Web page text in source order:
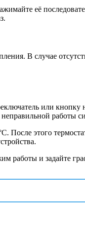
её
В случае
или
работы
этого
работы и задайте